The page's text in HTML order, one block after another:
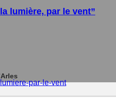
lumière, par le vent”